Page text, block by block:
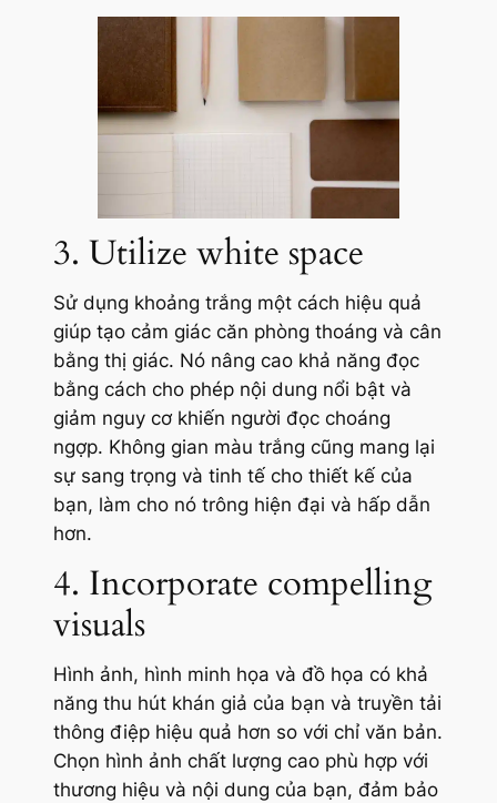
3. Utilize white space
Sử dụng khoảng trắng một cách hiệu quả
giúp tạo cảm giác căn phòng thoáng và cân
bằng thị giác. Nó nâng cao khả năng đọc
bằng cách cho phép nội dung nổi bật và
giảm nguy cơ khiến người đọc choáng
ngợp. Không gian màu trắng cũng mang lại
sự sang trọng và tinh tế cho thiết kế của
bạn, làm cho nó trông hiện đại và hấp dẫn
hơn.
4. Incorporate compelling
visuals
Hình ảnh, hình minh họa và đồ họa có khả
năng thu hút khán giả của bạn và truyền tải
thông điệp hiệu quả hơn so với chỉ văn bản.
Chọn hình ảnh chất lượng cao phù hợp với
thương hiệu và nội dung của bạn, đảm bảo